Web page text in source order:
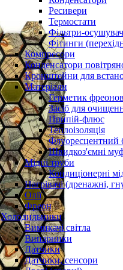
Ресивери
Термостати
Фільтри-
Фітинги
Компресори
Конденсатори
Кронштейни для
Матеріали
Герметик
Засіб для
Припій-флюс
Теплоізоляція
Флуоресцентний
Швидкоз'ємні
Мідні труби
Кондиціонерні
Нагрівачі (дренажні,
Олії
Фреон
Холодильники
Вимикачі світла
Випарники
Датчики
Датчики, сенсори